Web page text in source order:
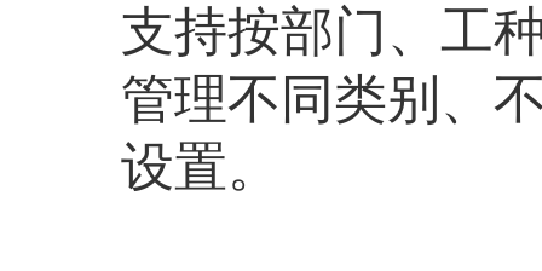
支持按部门、工
管理不同类别、
设置。